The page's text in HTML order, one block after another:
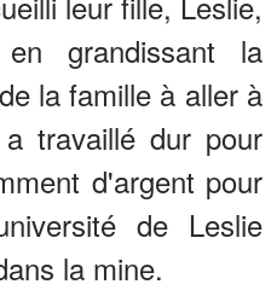
grandissant la
la famille à aller à
travaillé dur pour
d'argent pour
de Leslie
la mine.